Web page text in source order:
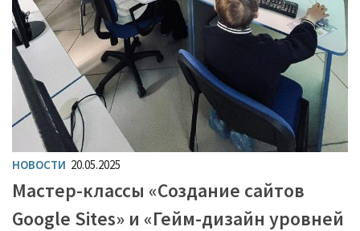
НОВОСТИ 20.05.2025
Мастер-классы «Создание сайтов
Google Sites» и «Гейм-дизайн уровней